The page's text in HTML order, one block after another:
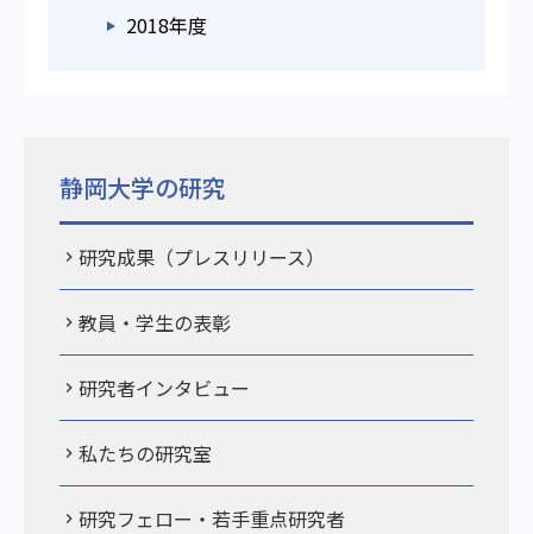
2018年度
静岡大学の研究
研究成果（プレスリリース）
教員・学生の表彰
研究者インタビュー
私たちの研究室
研究フェロー・若手重点研究者